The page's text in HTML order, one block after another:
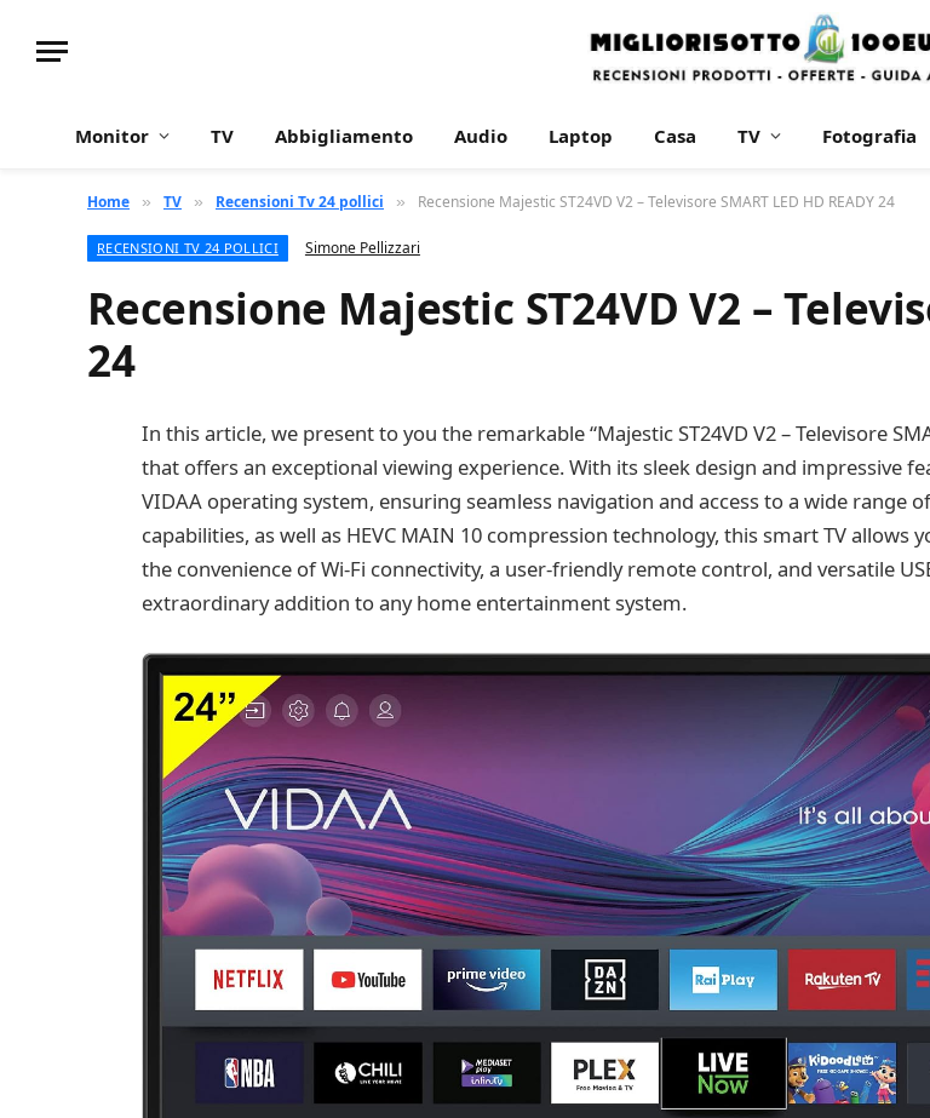
Monitor TV Abbigliamento Audio Laptop Casa TV Fotografia
Home » TV » Recensioni Tv 24 pollici » Recensione Majestic ST24VD V2 – Televisore SMART LED HD READY 24
RECENSIONI TV 24 POLLICI Simone Pellizzari
Recensione Majestic ST24VD V2 –
24
In this article, we present to you the remarkable “Majestic ST24VD V2 – Televisore
that offers an exceptional viewing experience. With its sleek design and impressive
VIDAA operating system, ensuring seamless navigation and access to a wide range
capabilities, as well as HEVC MAIN 10 compression technology, this smart TV
the convenience of Wi-Fi connectivity, a user-friendly remote control, and versatile
extraordinary addition to any home entertainment system.